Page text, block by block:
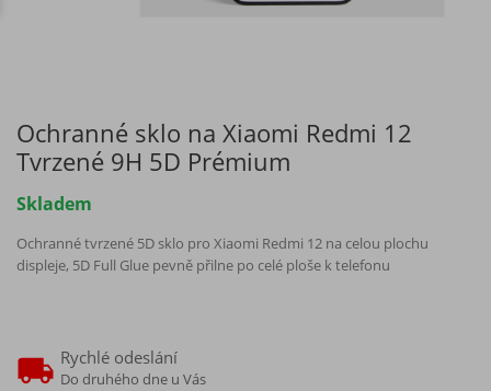
Ochranné sklo na Xiaomi Redmi 12
Tvrzené 9H 5D Prémium
Skladem
Ochranné tvrzené 5D sklo pro Xiaomi Redmi 12 na celou plochu
displeje, 5D Full Glue pevně přilne po celé ploše k telefonu
Rychlé odeslání
Do druhého dne u Vás